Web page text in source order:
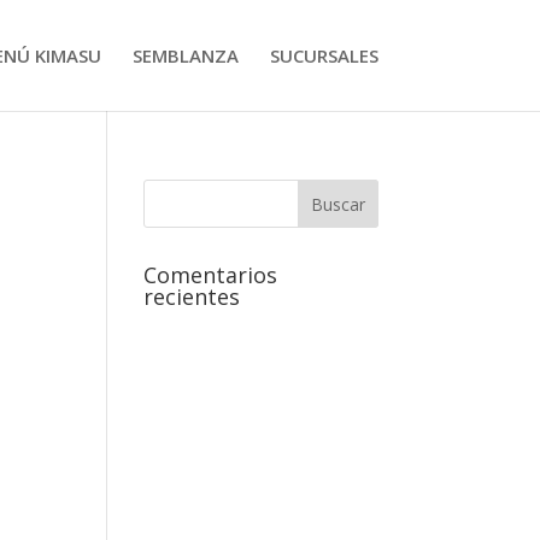
KIMASU SEMBLANZA SUCURSALES
Comentarios
recientes